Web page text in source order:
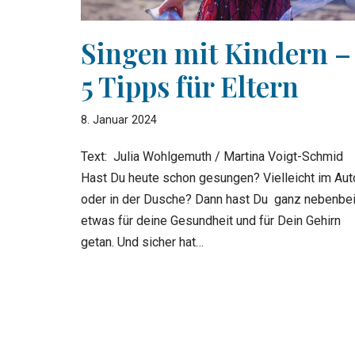
Singen mit Kindern –
5 Tipps für Eltern
8. Januar 2024
Text: Julia Wohlgemuth / Martina Voigt-Schmid
Hast Du heute schon gesungen? Vielleicht im
oder in der Dusche? Dann hast Du ganz nebenbei
etwas für deine Gesundheit und für Dein Gehirn
getan. Und sicher hat…